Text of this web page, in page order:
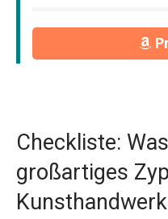
Checkliste:
großartiges